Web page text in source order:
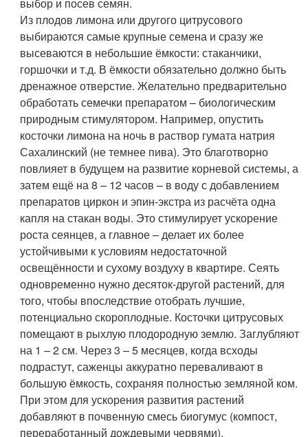
Из плодов лимона или другого цитрусового
выбираются самые крупные семена и сразу же
высеваются в небольшие ёмкости: стаканчики,
горшочки и т.д. В ёмкости обязательно должно быть
дренажное отверстие. Желательно предварительно
обработать семечки препаратом – биологическим
природным стимулятором. Например, опустить
косточки лимона на ночь в раствор гумата натрия
Сахалинский (не темнее пива). Это благотворно
повлияет в будущем на развитие корневой системы, а
затем ещё на 8 – 12 часов – в воду с добавлением
препаратов циркон и эпин-экстра из расчёта одна
капля на стакан воды. Это стимулирует ускорение
роста сеянцев, а главное – делает их более
устойчивыми к условиям недостаточной
освещённости и сухому воздуху в квартире. Сеять
одновременно нужно десяток-другой растений, для
того, чтобы впоследствие отобрать лучшие,
потенциально скороплодные. Косточки цитрусовых
помещают в рыхлую плодородную землю. Заглубляют
на 1 – 2 см. Через 3 – 5 месяцев, когда всходы
подрастут, саженцы аккуратно переваливают в
большую ёмкость, сохраняя полностью земляной ком.
При этом для ускорения развития растений
добавляют в почвенную смесь биогумус (компост,
переработанный дождевыми червями).